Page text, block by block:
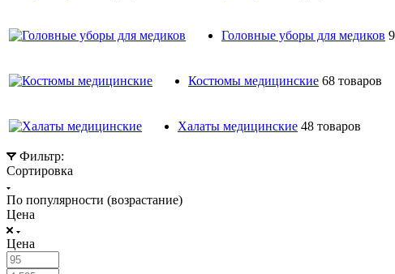
Головные уборы для медиков
Костюмы медицинские 68 товаров
Халаты медицинские 48 товаров
Фильтр:
Сортировка
По популярности (возрастание)
Цена
Цена